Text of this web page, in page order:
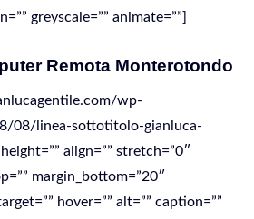
greyscale=”” animate=””]
Remota Monterotondo
wp-
08/linea-sottotitolo-gianluca-
align=”” stretch=”0″
margin_bottom=”20″
hover=”” alt=”” caption=””